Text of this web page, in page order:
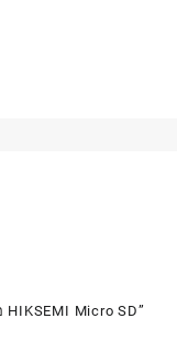
Micro SD”